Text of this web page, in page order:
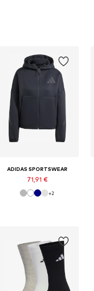
ADIDAS SPORTSWEAR
71,91 €
+2